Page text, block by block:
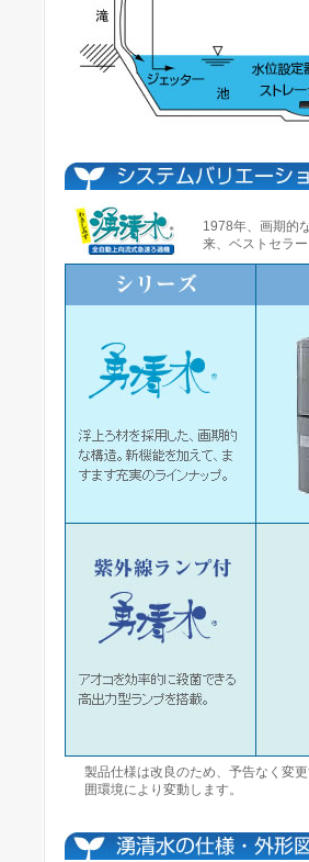
1978年、画期的
来、ベストセラ
製品仕様は改良のため、予告なく変
囲環境により変動します。